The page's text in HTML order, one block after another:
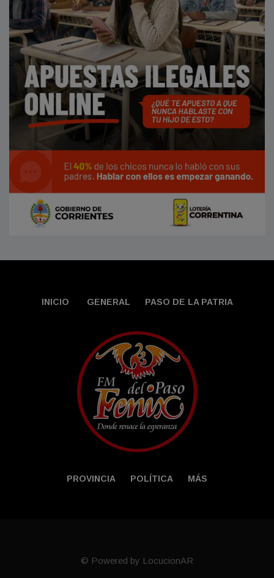
INICIO GENERAL PASO DE LA PATRIA
PROVINCIA POLÍTICA MÁS
© Powered by LocucionAR